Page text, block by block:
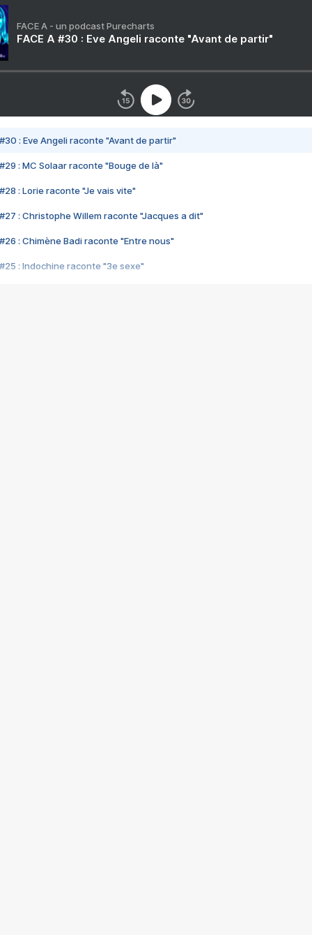
FACE A - un podcast Purecharts
FACE A #30 : Eve Angeli raconte "Avant de partir"
#30 : Eve Angeli raconte "Avant de partir"
#29 : MC Solaar raconte "Bouge de là"
#28 : Lorie raconte "Je vais vite"
#27 : Christophe Willem raconte "Jacques a dit"
#26 : Chimène Badi raconte "Entre nous"
#25 : Indochine raconte "3e sexe"